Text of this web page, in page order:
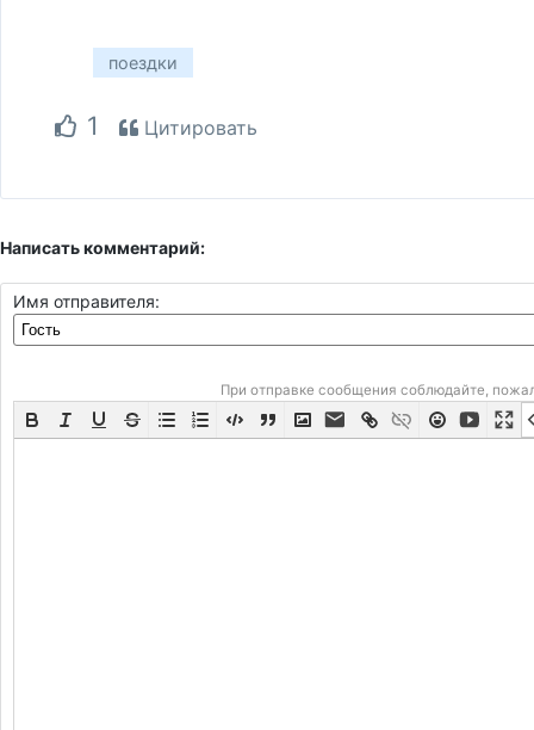
поездки
1 Цитировать
Написать комментарий:
Имя отправителя:
При отправке сообщения соблюдайте,